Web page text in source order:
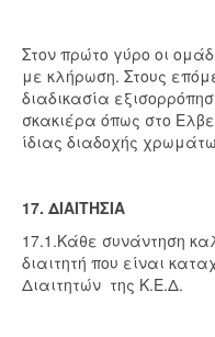
Στον πρώτο γύρο οι
με κλήρωση. Στους
διαδικασία
σκακιέρα όπως στο
ίδιας διαδοχής
17. ΔΙΑΙΤΗΣΙΑ
17.1.Κάθε συνάντηση
διαιτητή που είναι
Διαιτητών της Κ.Ε.Δ.